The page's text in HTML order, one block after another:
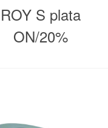
ROY S plata
ON/20%